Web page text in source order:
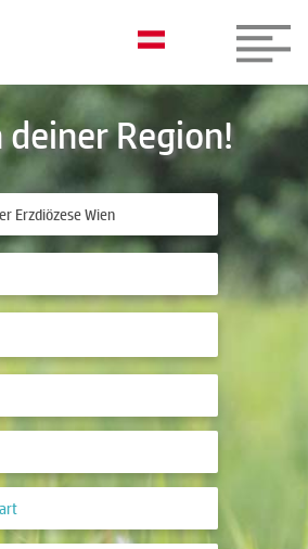
deiner Region!